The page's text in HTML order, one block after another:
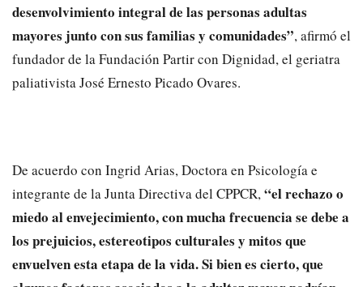
desenvolvimiento integral de las personas adultas
mayores junto con sus familias y comunidades”, afirmó el
fundador de la Fundación Partir con Dignidad, el geriatra
paliativista José Ernesto Picado Ovares.
De acuerdo con Ingrid Arias, Doctora en Psicología e
integrante de la Junta Directiva del CPPCR,“el rechazo o
miedo al envejecimiento, con mucha frecuencia se debe a
los prejuicios, estereotipos culturales y mitos que
envuelven esta etapa de la vida. Si bien es cierto, que